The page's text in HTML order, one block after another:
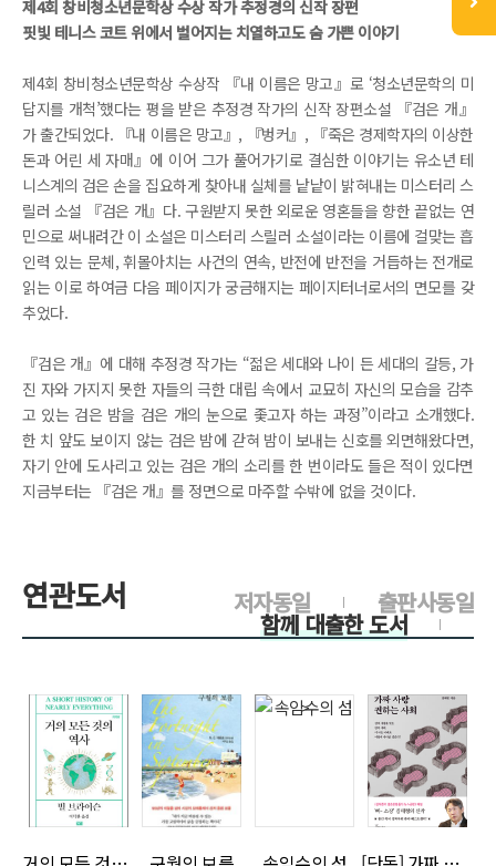
제4회 창비청소년문학상 수상 작가 추정경의 신작 장편
핏빛 테니스 코트 위에서 벌어지는 치열하고도 숨 가쁜 이야기
제4회 창비청소년문학상 수상작 『내 이름은 망고』로 ‘청소년문학의 미
답지를 개척’했다는 평을 받은 추정경 작가의 신작 장편소설 『검은 개』
가 출간되었다. 『내 이름은 망고』, 『벙커』, 『죽은 경제학자의 이상한
돈과 어린 세 자매』에 이어 그가 풀어가기로 결심한 이야기는 유소년 테
니스계의 검은 손을 집요하게 찾아내 실체를 낱낱이 밝혀내는 미스터리 스
릴러 소설 『검은 개』다. 구원받지 못한 외로운 영혼들을 향한 끝없는 연
민으로 써내려간 이 소설은 미스터리 스릴러 소설이라는 이름에 걸맞는 흡
인력 있는 문체, 휘몰아치는 사건의 연속, 반전에 반전을 거듭하는 전개로
읽는 이로 하여금 다음 페이지가 궁금해지는 페이지터너로서의 면모를 갖
추었다.
『검은 개』에 대해 추정경 작가는 “젊은 세대와 나이 든 세대의 갈등, 가
진 자와 가지지 못한 자들의 극한 대립 속에서 교묘히 자신의 모습을 감추
고 있는 검은 밤을 검은 개의 눈으로 좇고자 하는 과정”이라고 소개했다.
한 치 앞도 보이지 않는 검은 밤에 갇혀 밤이 보내는 신호를 외면해왔다면,
자기 안에 도사리고 있는 검은 개의 소리를 한 번이라도 들은 적이 있다면
지금부터는 『검은 개』를 정면으로 마주할 수밖에 없을 것이다.
연관도서 출판사동일
저자동일
함께 대출한 도서
> > >